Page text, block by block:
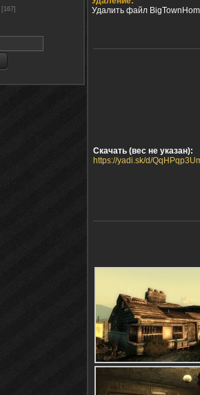
[167]
Удалить файл
Скачать (вес не указан):
https://yadi.sk/d/